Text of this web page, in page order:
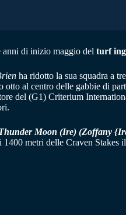
anni di inizio maggio del turf
ha ridotto la sua squadra a
otto al centro delle gabbie di
del (G1) Criterium
Moon (Ire) (Zoffany
metri delle Craven